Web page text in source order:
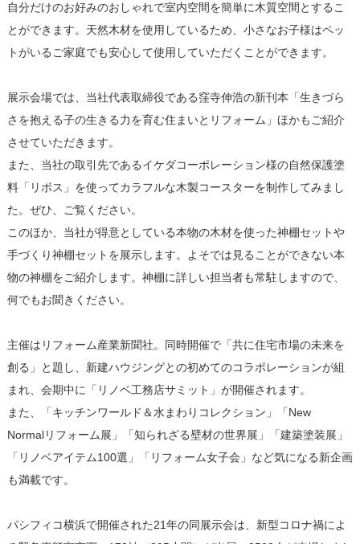
自分だけのお好みのおしゃれで室内空間を簡単に木質空間とするこ
とができます。天然木材を使用しているため、小さなお子様はペッ
トがいるご家庭でも安心して使用していただくことができます。
展示会場では、当社代表取締役である窪寺伸浩の新刊本「生きづら
さを抱える子の生きる力を育む住まいとリフォーム」ほかもご紹介
させていただきます。
また、当社の取引先であるイケダコーポレーション様の自然保護塗
料「リボス」を使ってカラフルな木製コースターを制作してみまし
た。ぜひ、ご覧ください。
このほか、当社が得意としている本物の木材を使った神棚セットや
手づくり神棚セットを展示します。よそでは見ることができない本
物の神棚をご紹介します。神棚に詳しい担当者も常駐しますので、
何でもお聞きください。
主催はリフォーム産業新聞社。同時開催で「共に住宅市場の未来を
創る」と題し、新建ハウジングとの初めてのコラボレーションが組
まれ、会期中に「リノベ工務店サミット」が開催されます。
また、「キッチンワールド＆水まわりコレクション」「New
Normalリフォーム展」「知られざる壁材の世界展」「建築塗装展」
「リノベアイテム100選」「リフォーム女子会」など気になる新企画
も満載です。
パシフィコ横浜で開催された21年の同展示会は、新型コロナ禍によ